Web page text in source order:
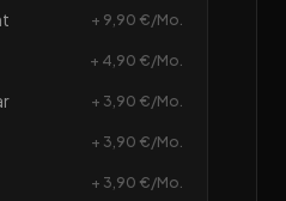
+ 9,90 €/Mo.
+ 4,90 €/Mo.
+ 3,90 €/Mo.
+ 3,90 €/Mo.
+ 3,90 €/Mo.